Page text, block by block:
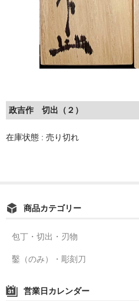
政吉作 切出（２）
在庫状態 : 売り切れ
商品カテゴリー
包丁・切出・刃物
鑿（のみ）・彫刻刀
営業日カレンダー